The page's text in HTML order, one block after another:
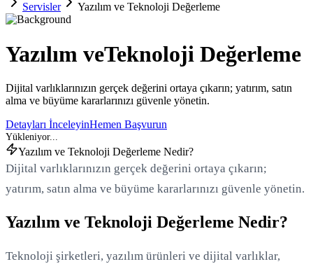
Servisler Yazılım ve Teknoloji Değerleme
Yazılım veTeknoloji Değerleme
Dijital varlıklarınızın gerçek değerini ortaya çıkarın; yatırım, satın
alma ve büyüme kararlarınızı güvenle yönetin.
Detayları İnceleyinHemen Başvurun
Yazılım ve Teknoloji Değerleme Nedir?
Dijital varlıklarınızın gerçek değerini ortaya çıkarın;
yatırım, satın alma ve büyüme kararlarınızı güvenle yönetin.
Yazılım ve Teknoloji Değerleme Nedir?
Teknoloji şirketleri, yazılım ürünleri ve dijital varlıklar,